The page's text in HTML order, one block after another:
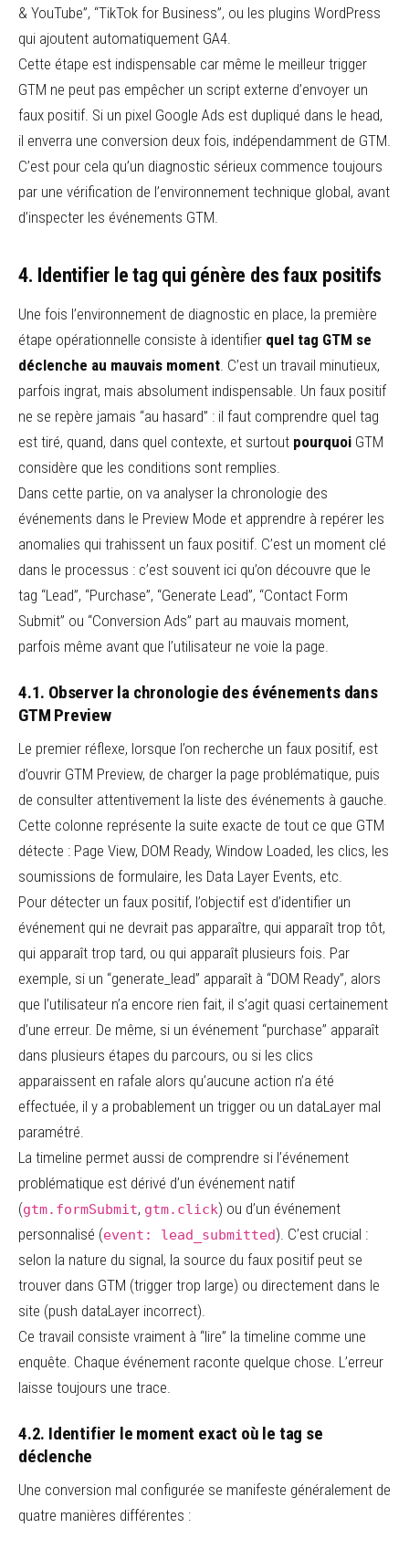
& YouTube”, “TikTok for Business”, ou les plugins WordPress
qui ajoutent automatiquement GA4.
Cette étape est indispensable car même le meilleur trigger
GTM ne peut pas empêcher un script externe d’envoyer un
faux positif. Si un pixel Google Ads est dupliqué dans le head,
il enverra une conversion deux fois, indépendamment de GTM.
C’est pour cela qu’un diagnostic sérieux commence toujours
par une vérification de l’environnement technique global, avant
d’inspecter les événements GTM.
4. Identifier le tag qui génère des faux positifs
Une fois l’environnement de diagnostic en place, la première
étape opérationnelle consiste à identifier quel tag GTM se
déclenche au mauvais moment. C’est un travail minutieux,
parfois ingrat, mais absolument indispensable. Un faux positif
ne se repère jamais “au hasard” : il faut comprendre quel tag
est tiré, quand, dans quel contexte, et surtout pourquoi GTM
considère que les conditions sont remplies.
Dans cette partie, on va analyser la chronologie des
événements dans le Preview Mode et apprendre à repérer les
anomalies qui trahissent un faux positif. C’est un moment clé
dans le processus : c’est souvent ici qu’on découvre que le
tag “Lead”, “Purchase”, “Generate Lead”, “Contact Form
Submit” ou “Conversion Ads” part au mauvais moment,
parfois même avant que l’utilisateur ne voie la page.
4.1. Observer la chronologie des événements dans
GTM Preview
Le premier réflexe, lorsque l’on recherche un faux positif, est
d’ouvrir GTM Preview, de charger la page problématique, puis
de consulter attentivement la liste des événements à gauche.
Cette colonne représente la suite exacte de tout ce que GTM
détecte : Page View, DOM Ready, Window Loaded, les clics, les
soumissions de formulaire, les Data Layer Events, etc.
Pour détecter un faux positif, l’objectif est d’identifier un
événement qui ne devrait pas apparaître, qui apparaît trop tôt,
qui apparaît trop tard, ou qui apparaît plusieurs fois. Par
exemple, si un “generate_lead” apparaît à “DOM Ready”, alors
que l’utilisateur n’a encore rien fait, il s’agit quasi certainement
d’une erreur. De même, si un événement “purchase” apparaît
dans plusieurs étapes du parcours, ou si les clics
apparaissent en rafale alors qu’aucune action n’a été
effectuée, il y a probablement un trigger ou un dataLayer mal
paramétré.
La timeline permet aussi de comprendre si l’événement
problématique est dérivé d’un événement natif
(gtm.formSubmit, gtm.click) ou d’un événement
personnalisé (event: lead_submitted). C’est crucial :
selon la nature du signal, la source du faux positif peut se
trouver dans GTM (trigger trop large) ou directement dans le
site (push dataLayer incorrect).
Ce travail consiste vraiment à “lire” la timeline comme une
enquête. Chaque événement raconte quelque chose. L’erreur
laisse toujours une trace.
4.2. Identifier le moment exact où le tag se
déclenche
Une conversion mal configurée se manifeste généralement de
quatre manières différentes :